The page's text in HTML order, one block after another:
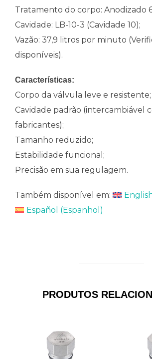
Tratamento do corpo: Anodizado
Cavidade: LB-10-3 (Cavidade 10);
Vazão: 37,9 litros por minuto
disponíveis).
Características:
Corpo da válvula leve e resistente;
Cavidade padrão (intercambiável
fabricantes);
Tamanho reduzido;
Estabilidade funcional;
Precisão em sua regulagem.
Também disponível em:
Español (Espanhol )
PRODUTOS